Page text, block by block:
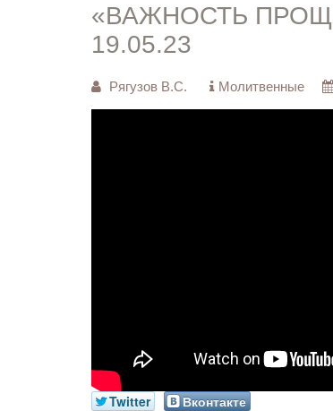
«ВАЖНОСТЬ
19.05.23
Рягузов В.С. Молитвенные
Twitter Вконтакте